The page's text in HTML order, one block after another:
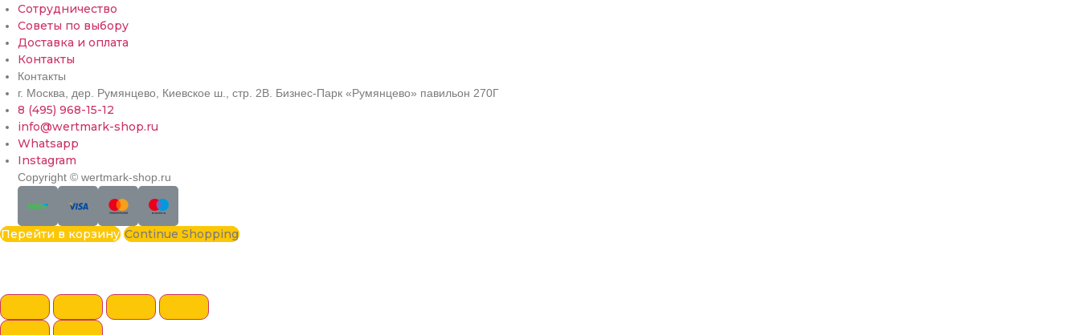
Сотрудничество
Советы по выбору
Доставка и оплата
Контакты
Контакты
г. Москва, дер. Румянцево, Киевское ш., стр. 2В. Бизнес-Парк «Румянцево» павильон 270Г
8 (495) 968-15-12
info@wertmark-shop.ru
Whatsapp
Instagram
Copyright © wertmark-shop.ru
Перейти в корзину Continue Shopping